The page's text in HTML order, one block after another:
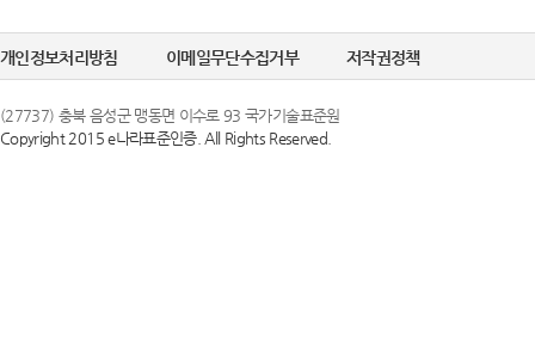
개인정보처리방침 이메일무단수집거부 저작권정책
(27737) 충북 음성군 맹동면 이수로 93 국가기술표준원
Copyright 2015 e나라표준인증. All Rights Reserved.